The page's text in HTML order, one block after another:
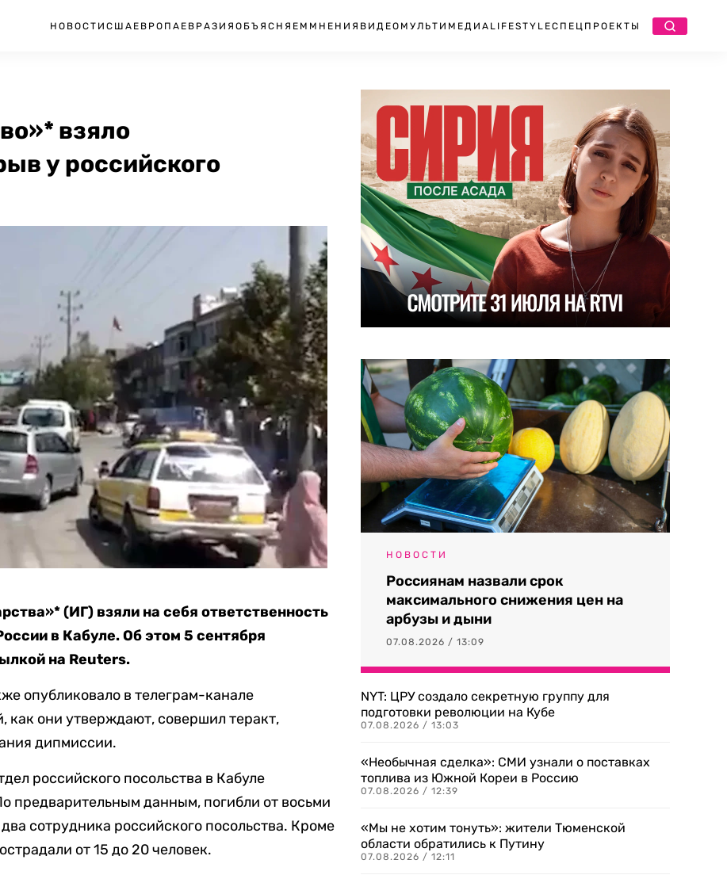
НОВОСТИ США ЕВРОПА ЕВРАЗИЯ ОБЪЯСНЯЕМ МНЕНИЯ ВИДЕО МУЛЬТИМЕДИА LIFESTYLEСПЕЦПРОЕКТЫ
взяло
у российского
(ИГ) взяли на себя ответственность
в Кабуле. Об этом 5 сентября
на Reuters.
опубликовало в телеграм-канале
как они утверждают, совершил теракт,
дипмиссии.
российского посольства в Кабуле
предварительным данным, погибли от восьми
сотрудника российского посольства. Кроме
от 15 до 20 человек.
НОВОСТИ
Россиянам назвали срок
максимального снижения цен на
арбузы и дыни
07.08.2026 / 13:09
NYT: ЦРУ создало секретную группу для
подготовки революции на Кубе
07.08.2026 / 13:03
«Необычная сделка»: СМИ узнали о поставках
топлива из Южной Кореи в Россию
07.08.2026 / 12:39
«Мы не хотим тонуть»: жители Тюменской
области обратились к Путину
07.08.2026 / 12:11